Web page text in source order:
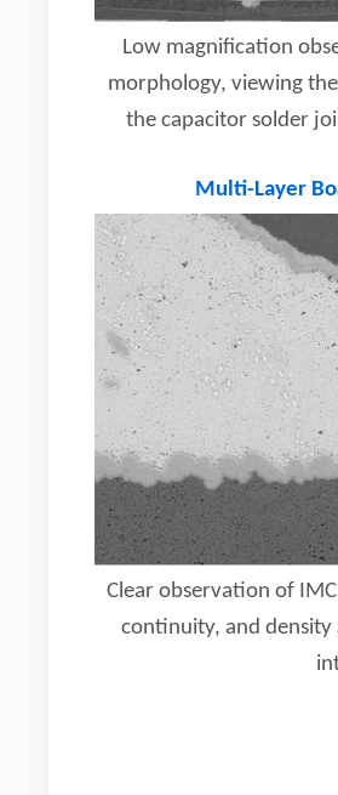
Low magnification
morphology, viewing
the capacitor solder
Multi-Layer
Clear observation of
continuity, and density